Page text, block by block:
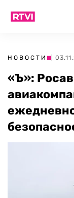
НОВОСТИ |
«Ъ»: